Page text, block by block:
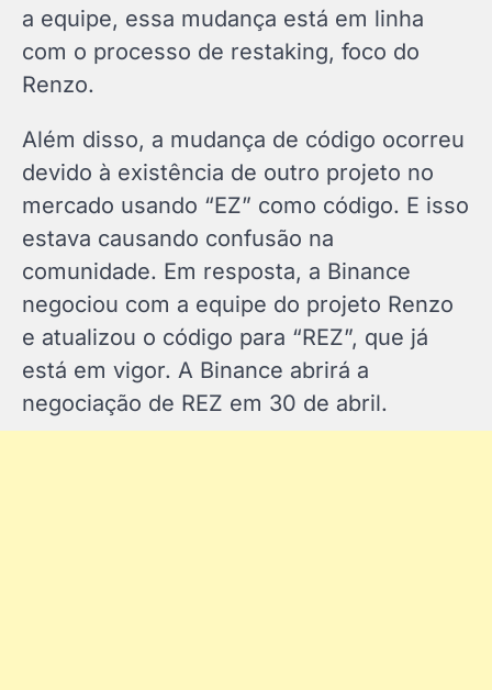
a equipe, essa mudança está em linha
com o processo de restaking, foco do
Renzo.
Além disso, a mudança de código ocorreu
devido à existência de outro projeto no
mercado usando “EZ” como código. E isso
estava causando confusão na
comunidade. Em resposta, a Binance
negociou com a equipe do projeto Renzo
e atualizou o código para “REZ”, que já
está em vigor. A Binance abrirá a
negociação de REZ em 30 de abril.